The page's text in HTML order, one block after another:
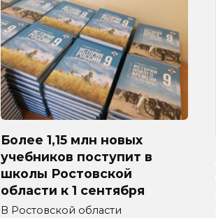
Более 1,15 млн новых
учебников поступит в
школы Ростовской
области к 1 сентября
В Ростовской области